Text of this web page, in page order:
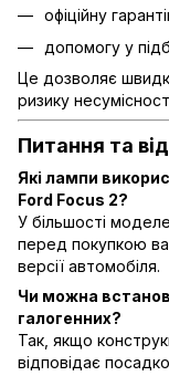
офіційну
допомогу у
Це дозволяє
ризику
Питання та
Які лампи
Ford Focus 2?
У більшості
перед покупкою
версії автомобіля.
Чи можна
галогенних?
Так, якщо
відповідає